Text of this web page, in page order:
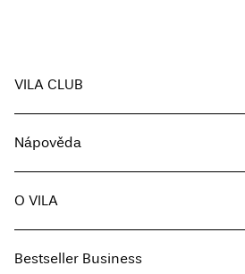
VILA CLUB
Sledování objednávky
Nápověda
Vrátit zde
Možnosti dodání
Průvodce velikostmi
O VILA
Média
Bestseller Business